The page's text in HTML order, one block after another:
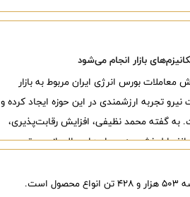
بورس انرژی ایران مربوط به بازار
تجربه ارزشمندی در این حوزه ایجاد کرده و
به گفته محمد نظیفی، افزایش رقابت‌پذیری،
به جریان‌های مالی از مهم‌ترین